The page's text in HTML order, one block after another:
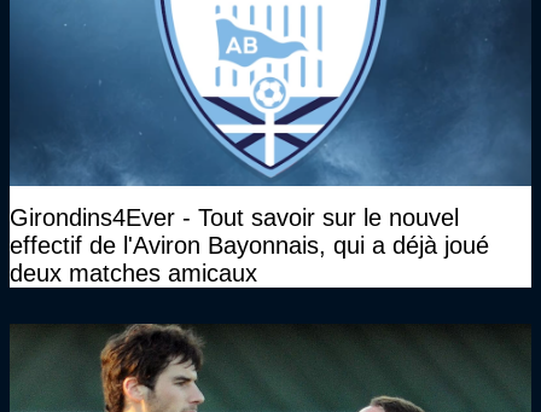
Girondins4Ever - Tout savoir sur le nouvel
effectif de l'Aviron Bayonnais, qui a déjà joué
deux matches amicaux